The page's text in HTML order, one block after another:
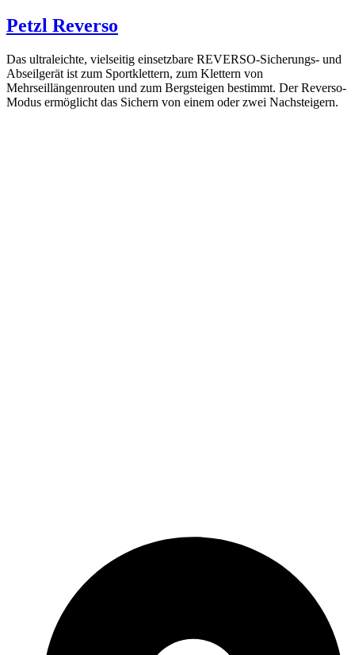
Petzl Reverso
Das ultraleichte, vielseitig einsetzbare REVERSO-Sicherungs- und
Abseilgerät ist zum Sportklettern, zum Klettern von
Mehrseillängenrouten und zum Bergsteigen bestimmt. Der Reverso-
Modus ermöglicht das Sichern von einem oder zwei Nachsteigern.